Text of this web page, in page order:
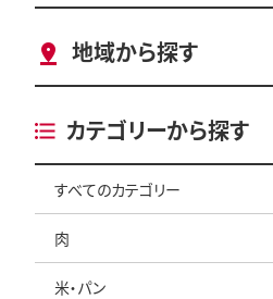
地域から探す
カテゴリーから探す
すべてのカテゴリー
肉
米・パン